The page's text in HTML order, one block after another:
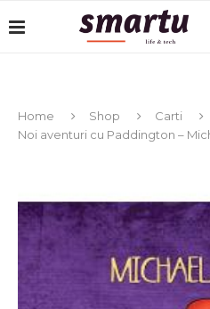
Home Shop Carti
Noi aventuri cu Paddington –